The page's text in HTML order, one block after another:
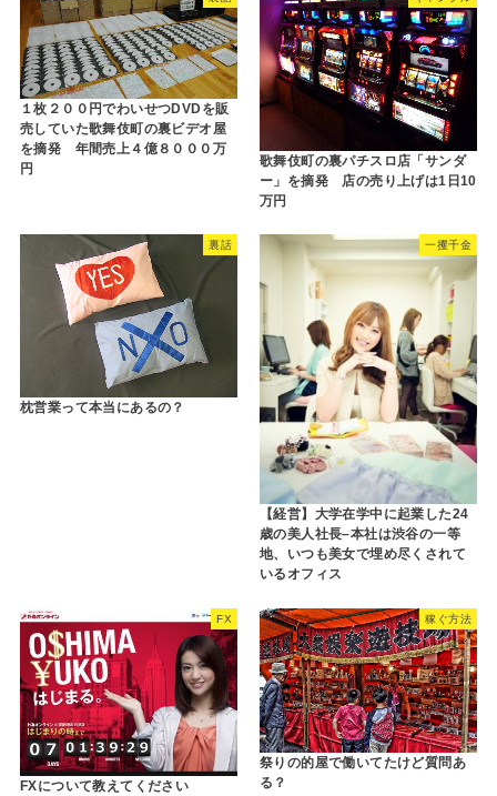
１枚２００円でわいせつDVDを販
売していた歌舞伎町の裏ビデオ屋
を摘発 年間売上４億８０００万
円
歌舞伎町の裏パチスロ店「サンダ
ー」を摘発 店の売り上げは1日10
万円
裏話
枕営業って本当にあるの？
一攫千金
【経営】大学在学中に起業した24
歳の美人社長–本社は渋谷の一等
地、いつも美女で埋め尽くされて
いるオフィス
FX
FXについて教えてください
稼ぐ方法
祭りの的屋で働いてたけど質問あ
る？